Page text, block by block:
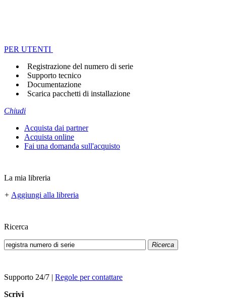
PER UTENTI
Registrazione del numero di serie
Supporto tecnico
Documentazione
Scarica pacchetti di installazione
Chiudi
Acquista dai partner
Acquista online
Fai una domanda sull'acquisto
La mia libreria
+ Aggiungi alla libreria
Ricerca
Ricerca
Supporto 24/7 | Regole per contattare
Scrivi